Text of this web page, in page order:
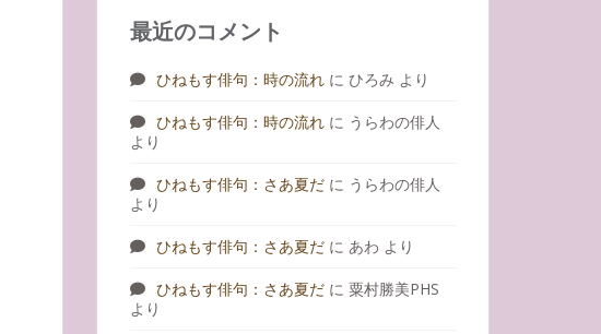
最近のコメント
ひねもす俳句：時の流れ に ひろみ より
ひねもす俳句：時の流れ に うらわの俳人
より
ひねもす俳句：さあ夏だ に うらわの俳人
より
ひねもす俳句：さあ夏だ に あわ より
ひねもす俳句：さあ夏だ に 粟村勝美PHS
より